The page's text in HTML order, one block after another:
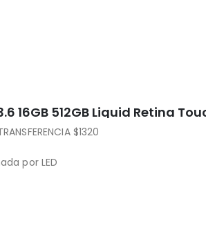
en inglés
16GB 512GB Liquid Retina
$1320
por LED
y sensor Touch ID